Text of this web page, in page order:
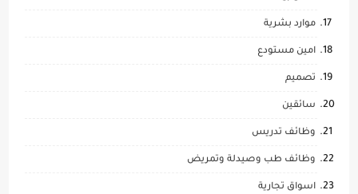
موارد بشرية
امين مستودع
تصميم
سائقين
وظائف تدريس
وظائف طب وصيدلة وتمريض
اسواق تجارية